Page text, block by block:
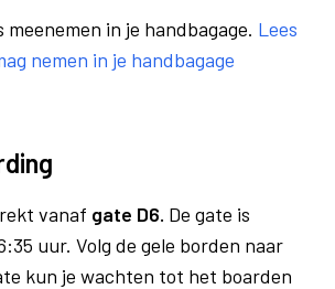
in je handbagage. Lees
nemen in je handbagage
vanaf gate D6. De gate is
uur. Volg de gele borden naar
kun je wachten tot het boarden